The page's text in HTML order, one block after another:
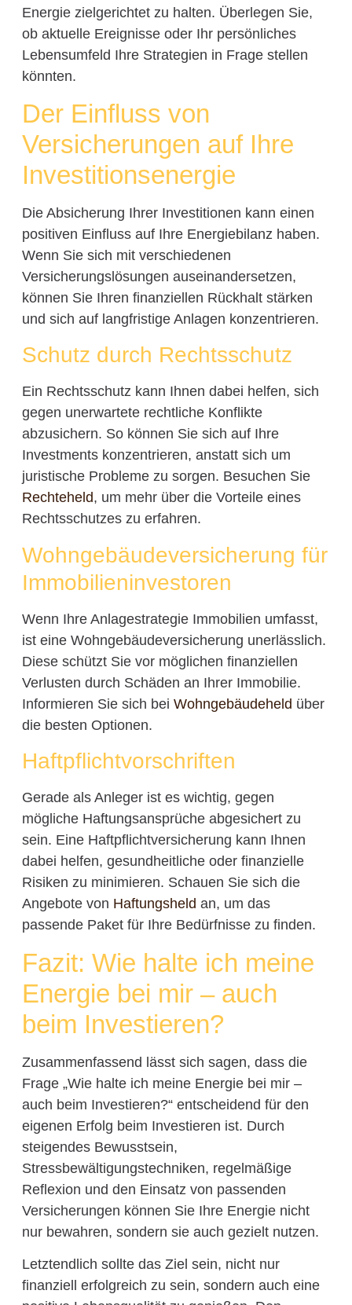
Energie zielgerichtet zu halten. Überlegen Sie,
ob aktuelle Ereignisse oder Ihr persönliches
Lebensumfeld Ihre Strategien in Frage stellen
könnten.
Der Einfluss von
Versicherungen auf Ihre
Investitionsenergie
Die Absicherung Ihrer Investitionen kann einen
positiven Einfluss auf Ihre Energiebilanz haben.
Wenn Sie sich mit verschiedenen
Versicherungslösungen auseinandersetzen,
können Sie Ihren finanziellen Rückhalt stärken
und sich auf langfristige Anlagen konzentrieren.
Schutz durch Rechtsschutz
Ein Rechtsschutz kann Ihnen dabei helfen, sich
gegen unerwartete rechtliche Konflikte
abzusichern. So können Sie sich auf Ihre
Investments konzentrieren, anstatt sich um
juristische Probleme zu sorgen. Besuchen Sie
Rechteheld, um mehr über die Vorteile eines
Rechtsschutzes zu erfahren.
Wohngebäudeversicherung für
Immobilieninvestoren
Wenn Ihre Anlagestrategie Immobilien umfasst,
ist eine Wohngebäudeversicherung unerlässlich.
Diese schützt Sie vor möglichen finanziellen
Verlusten durch Schäden an Ihrer Immobilie.
Informieren Sie sich bei Wohngebäudeheld über
die besten Optionen.
Haftpflichtvorschriften
Gerade als Anleger ist es wichtig, gegen
mögliche Haftungsansprüche abgesichert zu
sein. Eine Haftpflichtversicherung kann Ihnen
dabei helfen, gesundheitliche oder finanzielle
Risiken zu minimieren. Schauen Sie sich die
Angebote von Haftungsheld an, um das
passende Paket für Ihre Bedürfnisse zu finden.
Fazit: Wie halte ich meine
Energie bei mir – auch
beim Investieren?
Zusammenfassend lässt sich sagen, dass die
Frage „Wie halte ich meine Energie bei mir –
auch beim Investieren?“ entscheidend für den
eigenen Erfolg beim Investieren ist. Durch
steigendes Bewusstsein,
Stressbewältigungstechniken, regelmäßige
Reflexion und den Einsatz von passenden
Versicherungen können Sie Ihre Energie nicht
nur bewahren, sondern sie auch gezielt nutzen.
Letztendlich sollte das Ziel sein, nicht nur
finanziell erfolgreich zu sein, sondern auch eine